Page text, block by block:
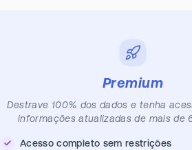
Premium
Destrave 100% dos dados e tenha
informações atualizadas de mais de
Acesso completo sem restrições